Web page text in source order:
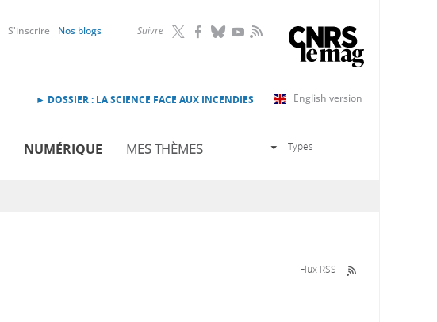
Suivre RSS
S'inscrire Nos blogs
English version
► DOSSIER : LA SCIENCE FACE AUX INCENDIES
NUMÉRIQUE MES THÈMES Types
Flux RSS